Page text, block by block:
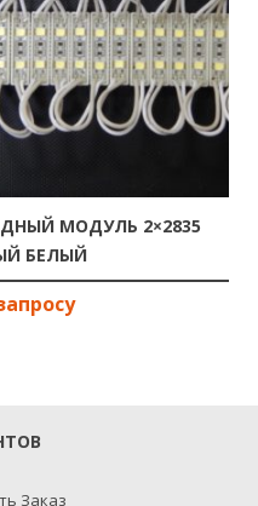
МОДУЛЬ 2×2835
БЕЛЫЙ
Заказ